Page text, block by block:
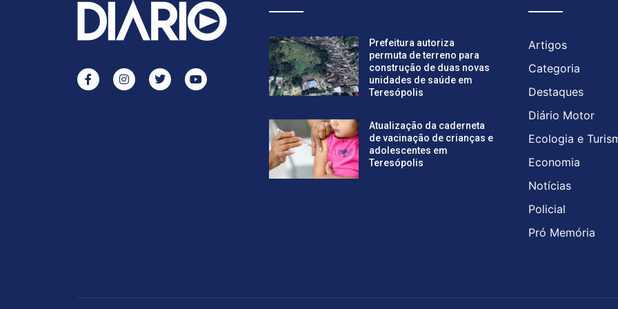
Prefeitura autoriza
permuta de terreno para
construção de duas novas
unidades de saúde em
Teresópolis
Atualização da caderneta
de vacinação de crianças e
adolescentes em
Teresópolis
Artigos
Categoria
Destaques
Diário Motor
Ecologia e
Economia
Notícias
Policial
Pró Memória